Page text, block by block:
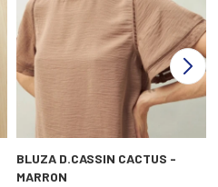
BLUZA D.CASSIN CACTUS -
MARRON